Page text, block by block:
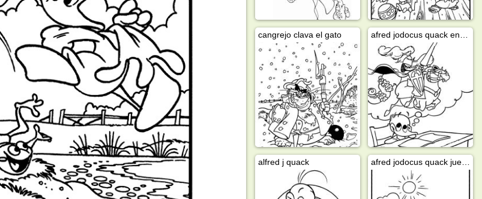
cangrejo clava el gato
alfred j quack afred jodocus quack juega con rana